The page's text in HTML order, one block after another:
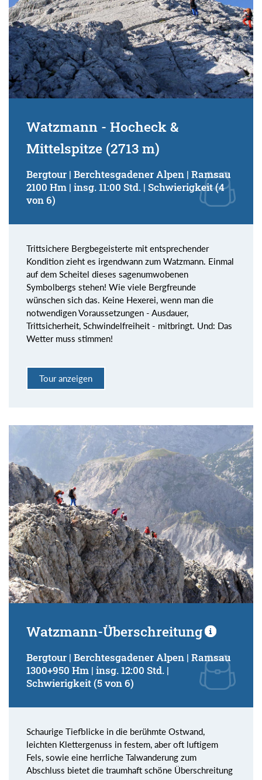
Watzmann - Hocheck &
Mittelspitze (2713 m)
Bergtour | Berchtesgadener Alpen | Ramsau
2100 Hm | insg. 11:00 Std. | Schwierigkeit (4
von 6)
Trittsichere Bergbegeisterte mit entsprechender
Kondition zieht es irgendwann zum Watzmann. Einmal
auf dem Scheitel dieses sagenumwobenen
Symbolbergs stehen! Wie viele Bergfreunde
wünschen sich das. Keine Hexerei, wenn man die
notwendigen Voraussetzungen - Ausdauer,
Trittsicherheit, Schwindelfreiheit - mitbringt. Und: Das
Wetter muss stimmen!
Tour anzeigen
Watzmann-Überschreitung
Bergtour | Berchtesgadener Alpen | Ramsau
1300+950 Hm | insg. 12:00 Std. |
Schwierigkeit (5 von 6)
Schaurige Tiefblicke in die berühmte Ostwand,
leichten Klettergenuss in festem, aber oft luftigem
Fels, sowie eine herrliche Talwanderung zum
Abschluss bietet die traumhaft schöne Überschreitung